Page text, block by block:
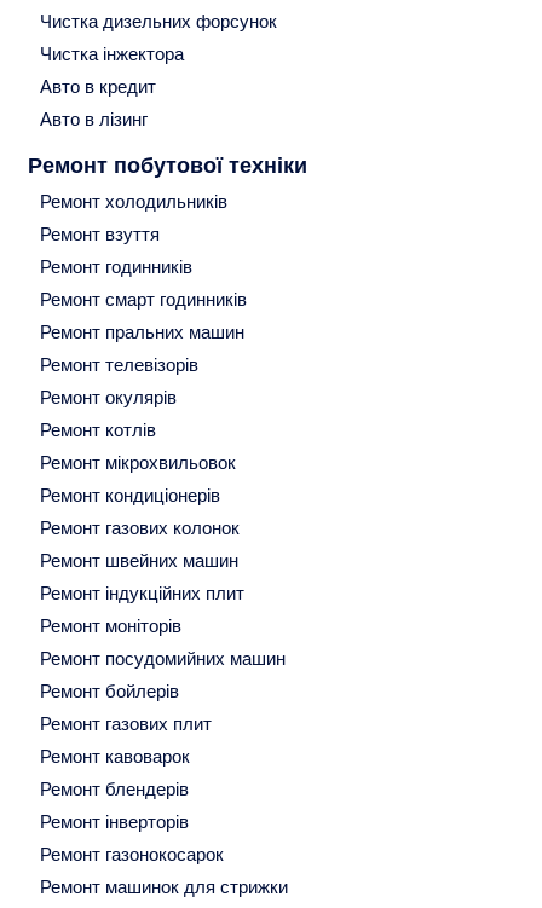
Чистка дизельних форсунок
Чистка інжектора
Авто в кредит
Авто в лізинг
Ремонт побутової техніки
Ремонт холодильників
Ремонт взуття
Ремонт годинників
Ремонт смарт годинників
Ремонт пральних машин
Ремонт телевізорів
Ремонт окулярів
Ремонт котлів
Ремонт мікрохвильовок
Ремонт кондиціонерів
Ремонт газових колонок
Ремонт швейних машин
Ремонт індукційних плит
Ремонт моніторів
Ремонт посудомийних машин
Ремонт бойлерів
Ремонт газових плит
Ремонт кавоварок
Ремонт блендерів
Ремонт інверторів
Ремонт газонокосарок
Ремонт машинок для стрижки